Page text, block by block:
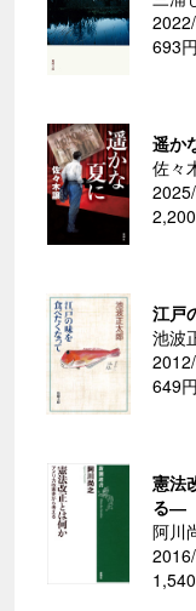
693
遥か
佐々
江戸
池波
649
憲法
る―
阿川